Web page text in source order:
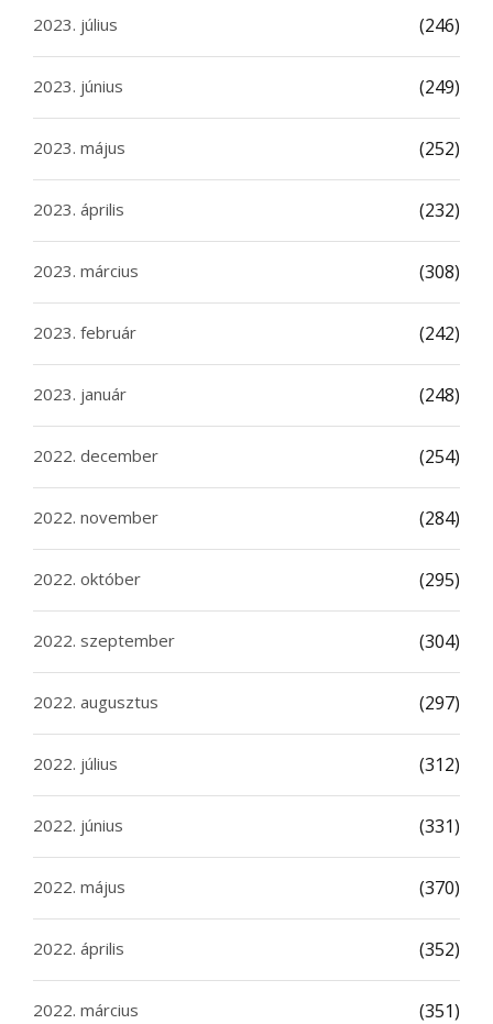
2023. július (246)
2023. június (249)
2023. május (252)
2023. április (232)
2023. március (308)
2023. február (242)
2023. január (248)
2022. december (254)
2022. november (284)
2022. október (295)
2022. szeptember (304)
2022. augusztus (297)
2022. július (312)
2022. június (331)
2022. május (370)
2022. április (352)
2022. március (351)